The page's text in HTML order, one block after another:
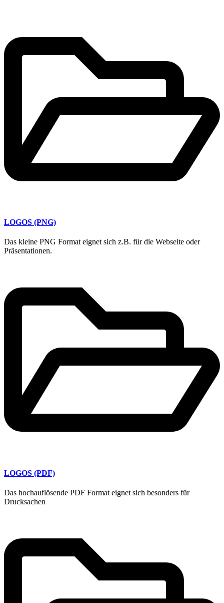
LOGOS (PNG)
Das kleine PNG Format eignet sich z.B. für die Webseite oder
Präsentationen.
LOGOS (PDF)
Das hochauflösende PDF Format eignet sich besonders für
Drucksachen